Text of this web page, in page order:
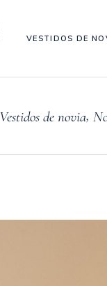
VESTIDOS DE
Vestidos de novia,